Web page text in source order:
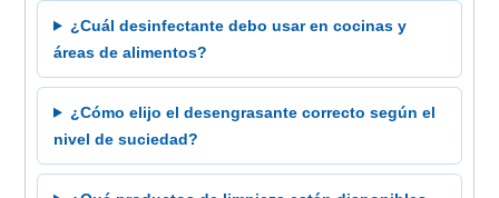
¿Cuál desinfectante debo usar en cocinas y
áreas de alimentos?
¿Cómo elijo el desengrasante correcto según el
nivel de suciedad?